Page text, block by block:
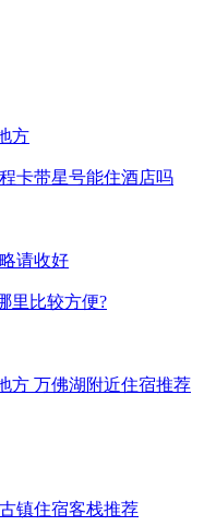
方
卡带星号能住酒店吗
请收好
里比较方便?
方 万佛湖附近住宿推荐
镇住宿客栈推荐